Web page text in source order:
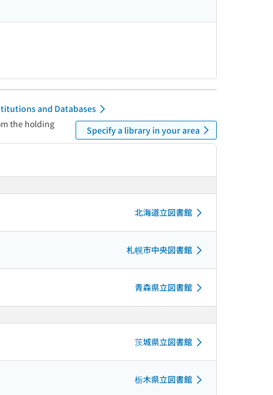
and Databases
the holding
Specify a library in your area
北海道立図書館
札幌市中央図書館
青森県立図書館
茨城県立図書館
栃木県立図書館